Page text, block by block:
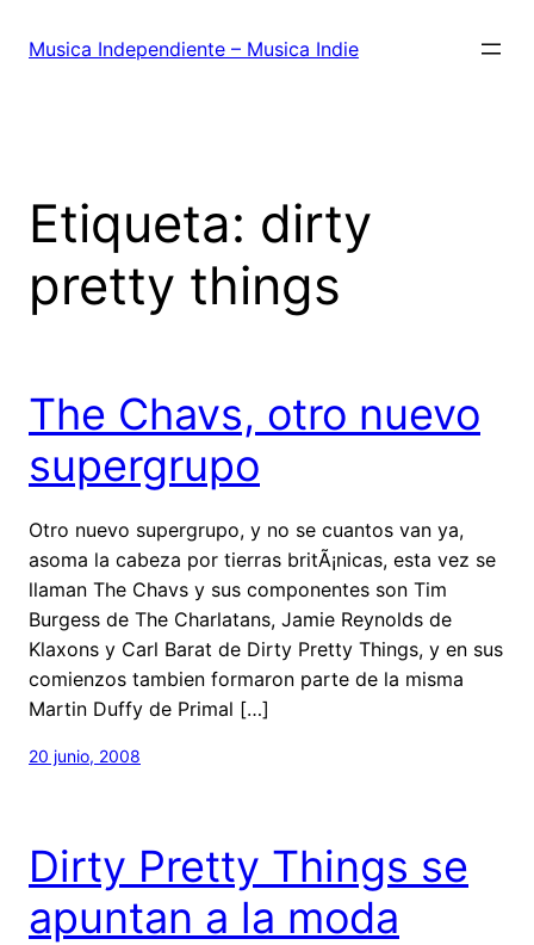
Musica Independiente – Musica Indie
Etiqueta: dirty
pretty things
The Chavs, otro nuevo
supergrupo
Otro nuevo supergrupo, y no se cuantos van ya,
asoma la cabeza por tierras britÃ¡nicas, esta vez se
llaman The Chavs y sus componentes son Tim
Burgess de The Charlatans, Jamie Reynolds de
Klaxons y Carl Barat de Dirty Pretty Things, y en sus
comienzos tambien formaron parte de la misma
Martin Duffy de Primal […]
20 junio, 2008
Dirty Pretty Things se
apuntan a la moda